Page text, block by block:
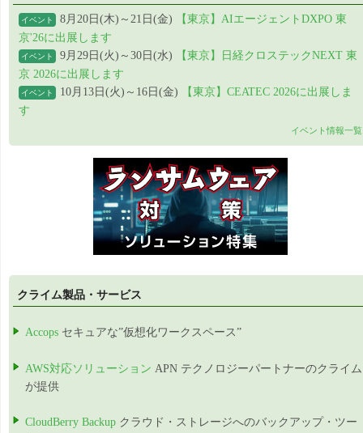
イベント 8月20日(木)～21日(金)
【東京】AIエージェントDXPO 東
京'26に出展します
イベント 9月29日(火)～30日(水)
【東京】日経クロステックNEXT 東
京 2026に出展します
イベント 10月13日(火)～16日(金)
【東京】CEATEC 2026に出展しま
す
イベント情報一覧
クライム製品・サービス
Accops セキュアな”仮想化ワークスペース”
AWS対応ソリューション APN テクノロジーパートナーのクライム
が提供
CloudBerry Backup クラウド・ストレージへのバックアップ・ツー